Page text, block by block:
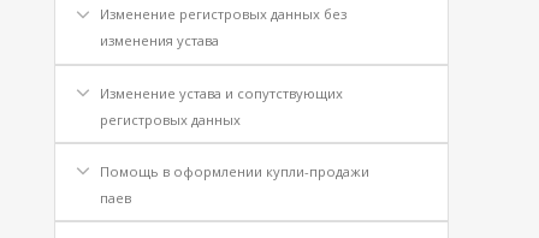
Изменение регистровых данных без
изменения устава
Изменение устава и сопутствующих
регистровых данных
Помощь в оформлении купли-продажи
паев